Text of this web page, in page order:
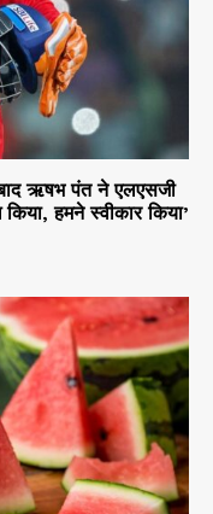
ऋषभ पंत ने एलएसजी
हमने स्वीकार किया’